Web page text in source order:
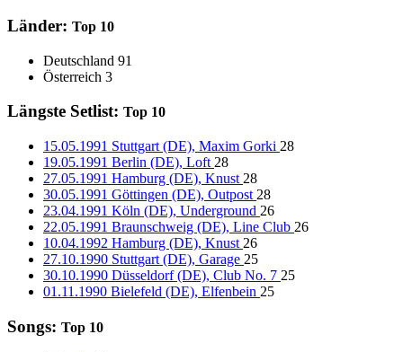
Länder: Top 10
Deutschland 91
Österreich 3
Längste Setlist: Top 10
15.05.1991 Stuttgart (DE), Maxim Gorki 28
19.05.1991 Berlin (DE), Loft 28
27.05.1991 Hamburg (DE), Knust 28
30.05.1991 Göttingen (DE), Outpost 28
23.04.1991 Köln (DE), Underground 26
22.05.1991 Braunschweig (DE), Line Club 26
10.04.1992 Hamburg (DE), Knust 26
27.10.1990 Stuttgart (DE), Garage 25
30.10.1990 Düsseldorf (DE), Club No. 7 25
01.11.1990 Bielefeld (DE), Elfenbein 25
Songs: Top 10